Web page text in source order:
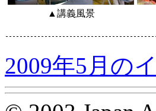
▲講義風景
2009年5月の